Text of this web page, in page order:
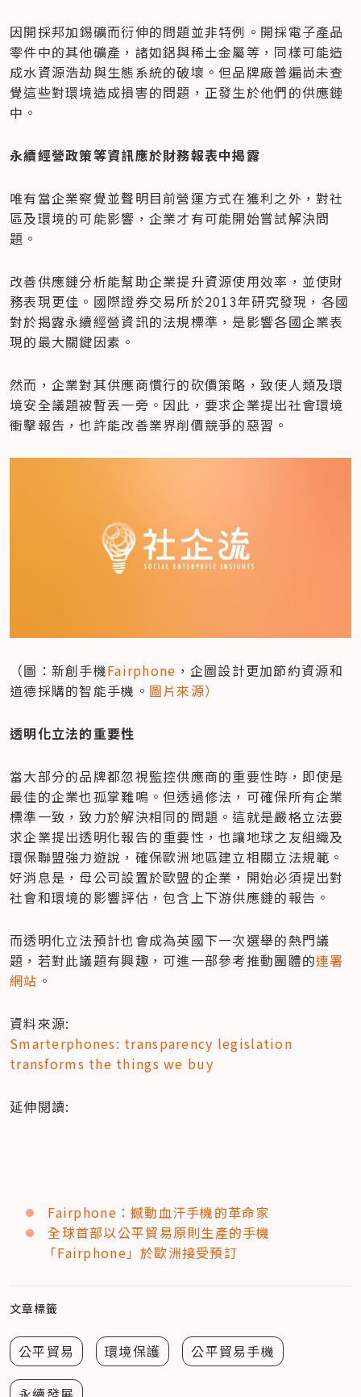
因開採邦加錫礦而衍伸的問題並非特例。開採電子產品
零件中的其他礦產，諸如鋁與稀土金屬等，同樣可能造
成水資源浩劫與生態系統的破壞。但品牌廠普遍尚未查
覺這些對環境造成損害的問題，正發生於他們的供應鏈
中。
永續經營政策等資訊應於財務報表中揭露
唯有當企業察覺並聲明目前營運方式在獲利之外，對社
區及環境的可能影響，企業才有可能開始嘗試解決問
題。
改善供應鏈分析能幫助企業提升資源使用效率，並使財
務表現更佳。國際證券交易所於2013年研究發現，各國
對於揭露永續經營資訊的法規標準，是影響各國企業表
現的最大關鍵因素。
然而，企業對其供應商慣行的砍價策略，致使人類及環
境安全議題被暫丟一旁。因此，要求企業提出社會環境
衝擊報告，也許能改善業界削價競爭的惡習。
（圖：新創手機Fairphone ，企圖設計更加節約資源和
道德採購的智能手機。 圖片來源）
透明化立法的重要性
當大部分的品牌都忽視監控供應商的重要性時，即使是
最佳的企業也孤掌難鳴。但透過修法，可確保所有企業
標準一致，致力於解決相同的問題。這就是嚴格立法要
求企業提出透明化報告的重要性，也讓地球之友組織及
環保聯盟強力遊說，確保歐洲地區建立相關立法規範。
好消息是，母公司設置於歐盟的企業，開始必須提出對
社會和環境的影響評估，包含上下游供應鏈的報告。
而透明化立法預計也會成為英國下一次選舉的熱門議
題，若對此議題有興趣，可進一部參考推動團體的連署
網站 。
Smarterphones: transparency legislation
transforms the things we buy
延伸閱讀:
Fairphone：撼動血汗手機的革命家
全球首部以公平貿易原則生產的手機
「Fairphone」於歐洲接受預訂
文章標籤
公平貿易 環境保護 公平貿易手機